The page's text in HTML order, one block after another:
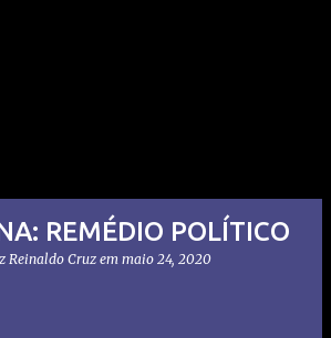
REMÉDIO POLÍTICO
Reinaldo Cruz em maio 24, 2020